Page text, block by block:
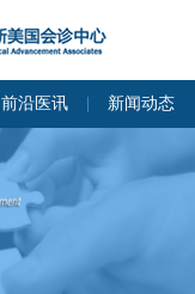
前沿医讯 新闻动态